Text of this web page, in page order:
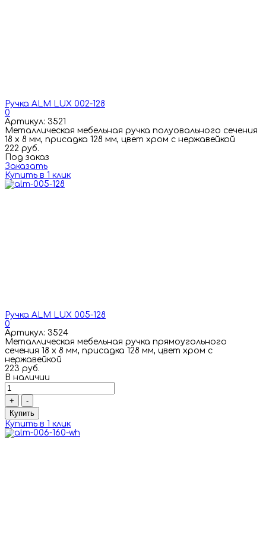
Ручка ALM LUX 002-128
0
Артикул: 3521
Металлическая мебельная ручка полуовального сечения
18 х 8 мм, присадка 128 мм, цвет хром с нержавейкой
222 руб.
Под заказ
Заказать
Купить в 1 клик
Ручка ALM LUX 005-128
0
Артикул: 3524
Металлическая мебельная ручка прямоугольного
сечения 18 х 8 мм, присадка 128 мм, цвет хром с
нержавейкой
223 руб.
В наличии
+
-
Купить
Купить в 1 клик